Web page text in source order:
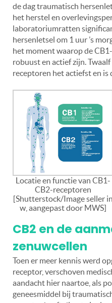
de dag traumatisch
het herstel en
laboratoriumratten
hersenletsel om 1 uur ’s
het moment waarop de
robuust en actief zijn.
receptoren het actiefst en is
Locatie en functie van CB1-
CB2-receptoren
[Shutterstock/Image seller in
w, aangepast door MWS]
CB2 en de
zenuwcellen
Toen er meer kennis werd
receptor, verschoven
aandacht hier naartoe, als
geneesmiddel bij